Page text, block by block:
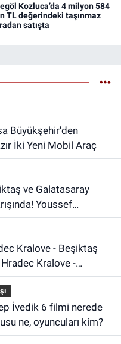
Kozluca’da 4 milyon 584
TL değerindeki taşınmaz
satışta
İki Yeni Mobil Araç
Youssef
Kralove -
önemli dakikalar
ne, oyuncuları kim?